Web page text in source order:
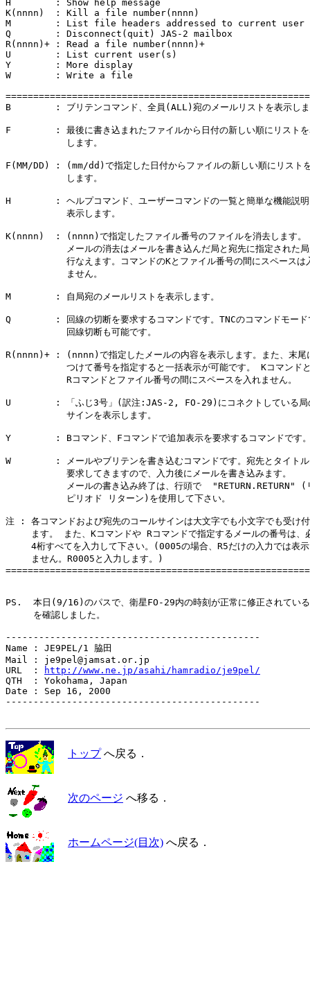
H        : Show help message
K(nnnn)  : Kill a file number(nnnn)
M        : List file headers addressed to current user
Q        : Disconnect(quit) JAS-2 mailbox
R(nnnn)+ : Read a file number(nnnn)+
U        : List current user(s)
Y        : More display
W        : Write a file
B        : ブリテンコマンド、全員(ALL)宛のメールリストを表示しま
F        : 最後に書き込まれたファイルから日付の新しい順にリストを
           します。
F(MM/DD) : (mm/dd)で指定した日付からファイルの新しい順にリスト
           します。
H        : ヘルプコマンド、ユーザーコマンドの一覧と簡単な機能説
           表示します。
K(nnnn)  : (nnnn)で指定したファイル番号のファイルを消去します。
メールの消去はメールを書き込んだ局と宛先に指定された
行なえます。コマンドのKとファイル番号の間にスペースは
           ません。
M        : 自局宛のメールリストを表示します。
Q        : 回線の切断を要求するコマンドです。TNCのコマンドモード
           回線切断も可能です。
R(nnnn)+ : (nnnn)で指定したメールの内容を表示します。また、末尾
つけて番号を指定すると一括表示が可能です。 Kコマンド
           Rコマンドとファイル番号の間にスペースを入れません。
U        : 「ふじ3号」(訳注:JAS-2, FO-29)にコネクトしている局
           サインを表示します。
Y        : Bコマンド、Fコマンドで追加表示を要求するコマンドです
W        : メールやブリテンを書き込むコマンドです。宛先とタイト
           要求してきますので、入力後にメールを書き込みます。
メールの書き込み終了は、行頭で  "RETURN.RETURN" (
           ピリオド リターン)を使用して下さい。
注 : 各コマンドおよび宛先のコールサインは大文字でも小文字でも受け
ます。 また、Kコマンドや Rコマンドで指定するメールの番号は、
4桁すべてを入力して下さい。(0005の場合、R5だけの入力では表示
ません。R0005と入力します。)
PS.  本日(9/16)のパスで、衛星FO-29内の時刻が正常に修正されてい
     を確認しました。
----------------------------------------------
Name : JE9PEL/1 脇田
Mail : je9pel@jamsat.or.jp
URL  :
http://www.ne.jp/asahi/hamradio/je9pel/
QTH  : Yokohama, Japan
Date : Sep 16, 2000
----------------------------------------------
トップへ戻る．
次のページ へ移る．
ホームページ(目次) へ戻る．